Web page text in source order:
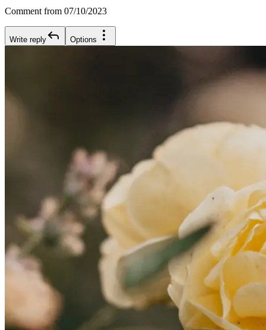
Comment from 07/10/2023
Write reply Options